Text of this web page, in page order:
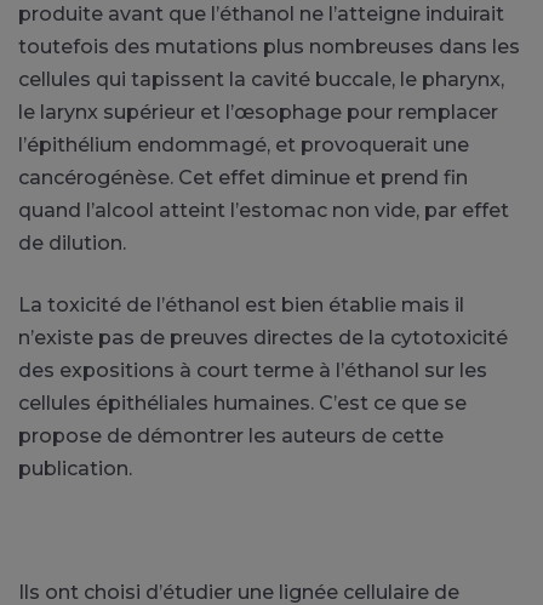
produite avant que l’éthanol ne l’atteigne induirait
toutefois des mutations plus nombreuses dans les
cellules qui tapissent la cavité buccale, le pharynx,
le larynx supérieur et l’œsophage pour remplacer
l’épithélium endommagé, et provoquerait une
cancérogénèse. Cet effet diminue et prend fin
quand l’alcool atteint l’estomac non vide, par effet
de dilution.
La toxicité de l’éthanol est bien établie mais il
n’existe pas de preuves directes de la cytotoxicité
des expositions à court terme à l’éthanol sur les
cellules épithéliales humaines. C’est ce que se
propose de démontrer les auteurs de cette
publication.
Ils ont choisi d’étudier une lignée cellulaire de